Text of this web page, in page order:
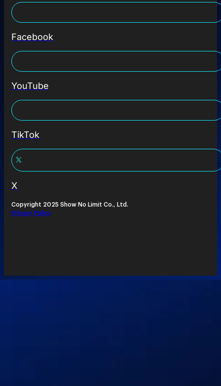
Facebook
YouTube
TikTok
X
Copyright 2025 Show No Limit Co., Ltd.
Privacy Policy